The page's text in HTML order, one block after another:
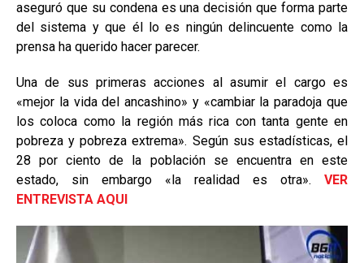
aseguró que su condena es una decisión que forma parte
del sistema y que él lo es ningún delincuente como la
prensa ha querido hacer parecer.
Una de sus primeras acciones al asumir el cargo es
«mejor la vida del ancashino» y «cambiar la paradoja que
los coloca como la región más rica con tanta gente en
pobreza y pobreza extrema». Según sus estadísticas, el
28 por ciento de la población se encuentra en este
estado, sin embargo «la realidad es otra». VER
ENTREVISTA AQUI